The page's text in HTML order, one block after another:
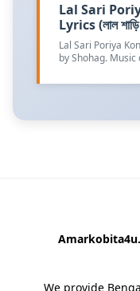
Lal Sari
Lyrics (লাল শাড়ি
Lal Sari Poriya
by Shohag.
We provide